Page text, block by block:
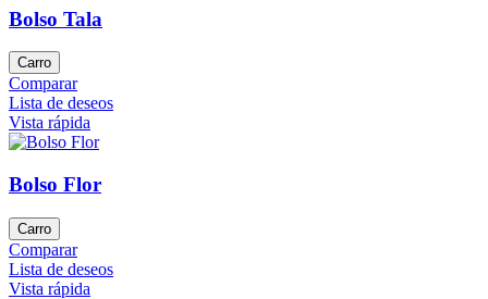
Bolso Tala
Carro
Comparar
Lista de deseos
Vista rápida
Bolso Flor
Carro
Comparar
Lista de deseos
Vista rápida